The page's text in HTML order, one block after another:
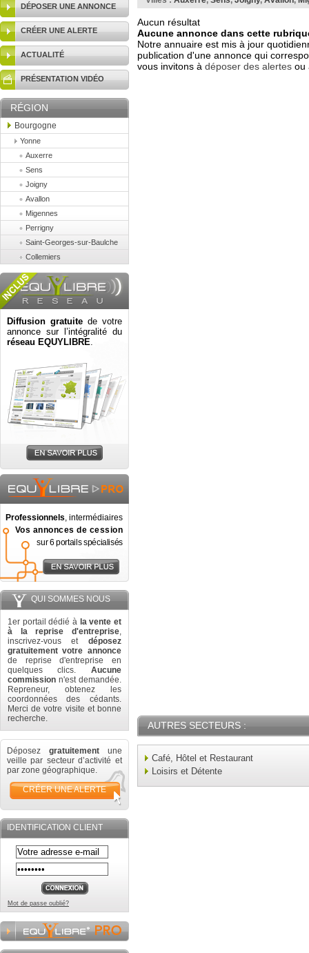
DÉPOSER UNE ANNONCE
CRÉER UNE ALERTE
ACTUALITÉ
PRÉSENTATION VIDÉO
RÉGION
Bourgogne
Yonne
Auxerre
Sens
Joigny
Avallon
Migennes
Perrigny
Saint-Georges-sur-Baulche
Collemiers
Diffusion gratuite de votre
annonce sur l’intégralité du
réseau EQUYLIBRE.
Professionnels, intermédiaires
Vos annonces de cession
sur 6 portails spécialisés
QUI SOMMES NOUS
1er portail dédié à la vente et
à la reprise d'entreprise,
inscrivez-vous et déposez
gratuitement votre annonce
de reprise d'entreprise en
quelques clics. Aucune
commission n'est demandée.
Repreneur, obtenez les
coordonnées des cédants.
Merci de votre visite et bonne
recherche.
Déposez gratuitement une
veille par secteur d’activité et
par zone géographique.
CRÉER UNE ALERTE
IDENTIFICATION CLIENT
Mot de passe oublié?
Aucun résultat
Aucune annonce dans cette
Notre annuaire est mis à jour
publication d'une annonce qui
vous invitons à déposer des alertes ou
AUTRES SECTEURS :
Café, Hôtel et Restaurant
Loisirs et Détente